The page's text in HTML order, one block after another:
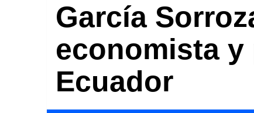
García
economista
Ecuador